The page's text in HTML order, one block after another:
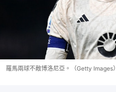
羅馬兩球不敵博洛尼亞。（Getty Images）